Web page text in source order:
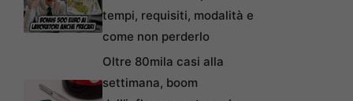
tempi, requisiti, modalità e
come non perderlo
Oltre 80mila casi alla
settimana, boom